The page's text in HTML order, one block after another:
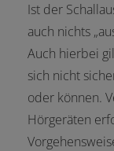
Ist der
auch nichts
Auch hierbei
sich nicht
oder können.
Hörgeräten